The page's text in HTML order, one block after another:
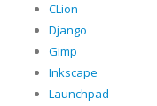
CLion
Django
Gimp
Inkscape
Launchpad